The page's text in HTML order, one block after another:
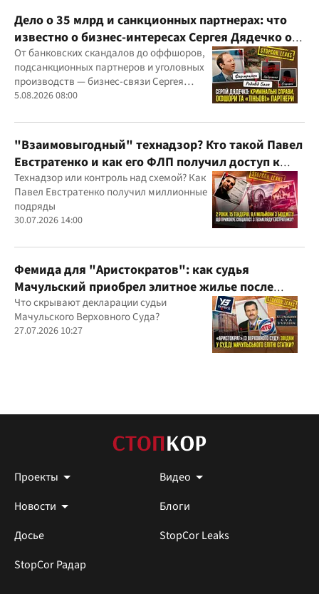
Дело о 35 млрд и санкционных партнерах: что
известно о бизнес-интересах Сергея Дядечко от
"Родовид Банка" до "ФАРМАСЕЛ"
От банковских скандалов до оффшоров,
подсанкционных партнеров и уголовных
производств — бизнес-связи Сергея
Дядечко до сих пор простираются через
юрисдикций
5.08.2026 08:00
"Взаимовыгодный" технадзор? Кто такой Павел
Евстратенко и как его ФЛП получил доступ к
бюджетным миллионам?
Технадзор или контроль над схемой? Как
Павел Евстратенко получил миллионные
подряды
30.07.2026 14:00
Фемида для "Аристократов": как судья
Мачульский приобрел элитное жилье после
вердикта в пользу застройщика?
Что скрывают декларации судьи
Мачульского Верховного Суда?
27.07.2026 10:27
Проекты
Видео
Новости
Блоги
Досье
StopCor Leaks
StopCor Радар